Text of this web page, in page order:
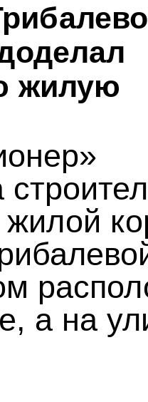
жилую
а на